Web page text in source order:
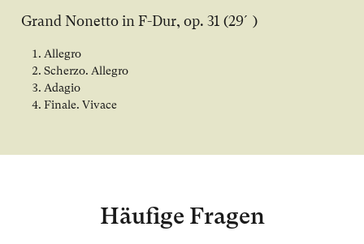
Grand Nonetto in F-Dur, op. 31 (29´)
Allegro
Scherzo. Allegro
Adagio
Finale. Vivace
Häufige Fragen